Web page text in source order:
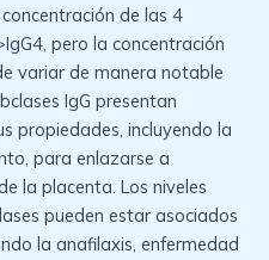
de las 4
pero la concentración
variar de manera notable
IgG presentan
propiedades, incluyendo la
para enlazarse a
la placenta. Los niveles
pueden estar asociados
la anafilaxis, enfermedad